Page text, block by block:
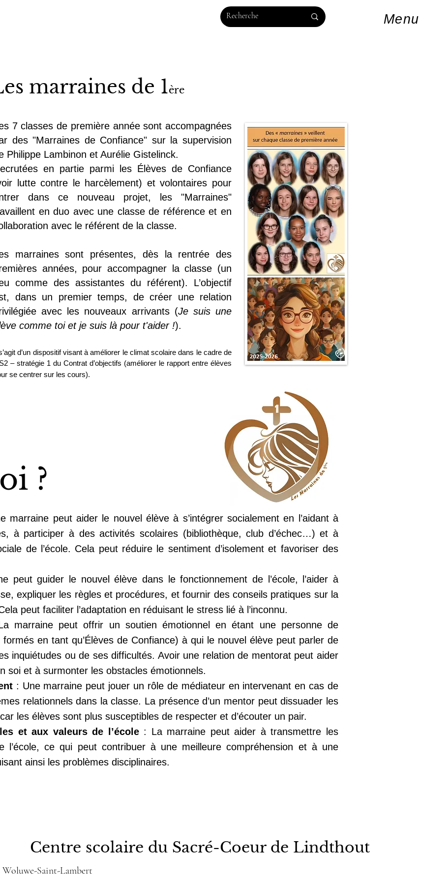
Menu
Log In
marraines de 1ère
7 classes de première année sont accompagnées
des "Marraines de Confiance" sur la supervision
Philippe Lambinon et Aurélie Gistelinck.
en partie parmi les Élèves de Confiance
lutte contre le harcèlement) et volontaires pour
dans ce nouveau projet, les "Marraines"
en duo avec une classe de référence et en
avec le référent de la classe.
marraines sont présentes, dès la rentrée des
années, pour accompagner la classe (un
comme des assistantes du référent). L’objectif
dans un premier temps, de créer une relation
avec les nouveaux arrivants (Je suis une
comme toi et je suis là pour t'aider !).
d’un dispositif visant à améliorer le climat scolaire dans le cadre de
– stratégie 1 du Contrat d’objectifs (améliorer le rapport entre élèves
se centrer sur les cours).
?
marraine peut aider le nouvel élève à s’intégrer socialement en l’aidant à
à participer à des activités scolaires (bibliothèque, club d’échec…) et à
de l’école. Cela peut réduire le sentiment d’isolement et favoriser des
peut guider le nouvel élève dans le fonctionnement de l’école, l’aider à
expliquer les règles et procédures, et fournir des conseils pratiques sur la
peut faciliter l’adaptation en réduisant le stress lié à l’inconnu.
marraine peut offrir un soutien émotionnel en étant une personne de
en tant qu’Élèves de Confiance) à qui le nouvel élève peut parler de
inquiétudes ou de ses difficultés. Avoir une relation de mentorat peut aider
soi et à surmonter les obstacles émotionnels.
: Une marraine peut jouer un rôle de médiateur en intervenant en cas de
relationnels dans la classe. La présence d’un mentor peut dissuader les
les élèves sont plus susceptibles de respecter et d’écouter un pair.
et aux valeurs de l’école: La marraine peut aider à transmettre les
l’école, ce qui peut contribuer à une meilleure compréhension et à une
ainsi les problèmes disciplinaires.
Centre scolaire du Sacré-Coeur de Lindthout
Saint-Lambert